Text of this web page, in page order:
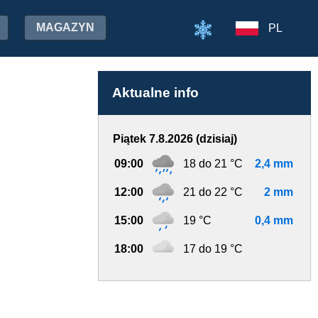
MAGAZYN PL
Aktualne info
Piątek 7.8.2026 (dzisiaj)
09:00 18 do 21 °C 2,4 mm
12:00 21 do 22 °C 2 mm
15:00 19 °C 0,4 mm
18:00 17 do 19 °C